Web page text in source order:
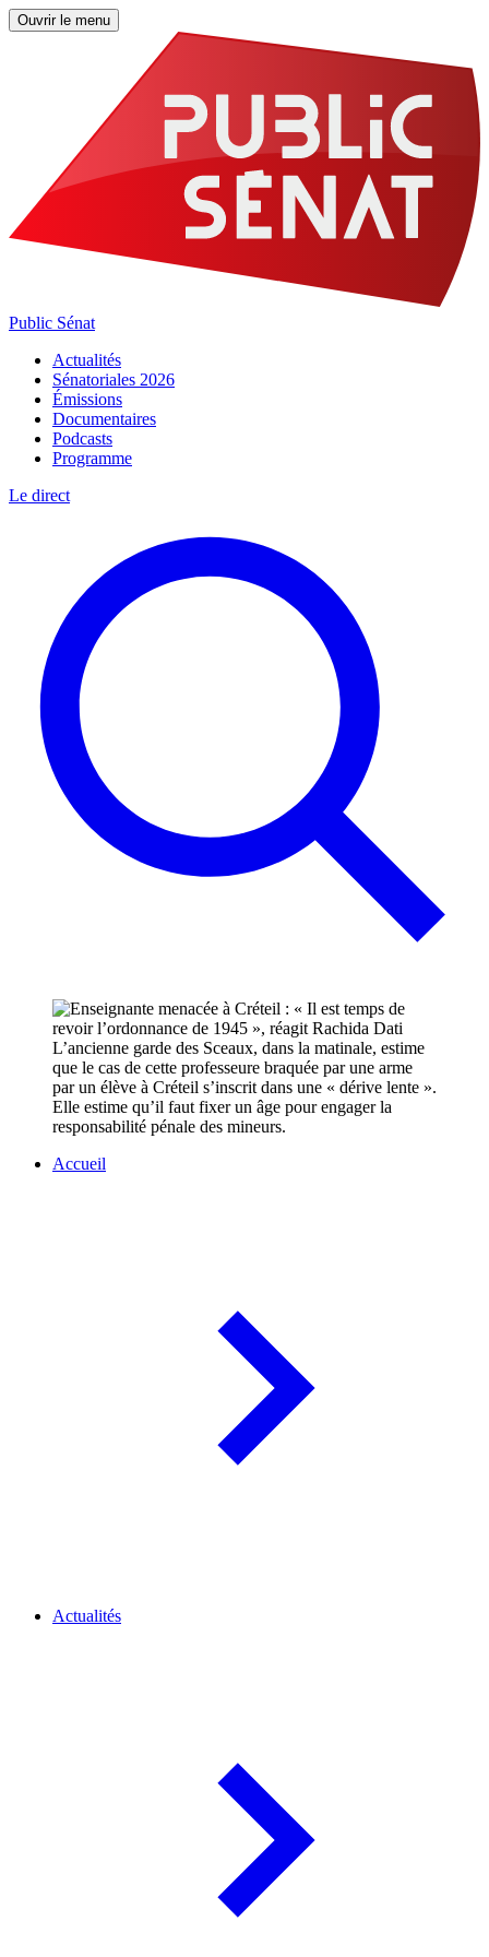
Ouvrir le menu
Public Sénat
Actualités
Sénatoriales 2026
Émissions
Documentaires
Podcasts
Programme
Le direct
L’ancienne garde des Sceaux, dans la matinale, estime
que le cas de cette professeure braquée par une arme
par un élève à Créteil s’inscrit dans une « dérive lente ».
Elle estime qu’il faut fixer un âge pour engager la
responsabilité pénale des mineurs.
Accueil
Actualités